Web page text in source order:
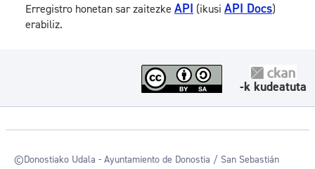
Erregistro honetan sar zaitezke API (ikusi API Docs)
erabiliz.
-k kudeatuta
©Donostiako Udala - Ayuntamiento de Donostia / San Sebastián